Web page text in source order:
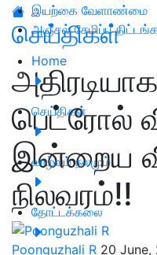
இயற்கை வேளாண்மை
அஞ்சல் சேமிப்பு
Home
செய்திகள்
வாழ்வும் நலமும்
தோட்டக்கலை
செய்திகள்
பெட்ரோல்
இன்றைய
நிலவரம்!!
Poonguzhali R 20 June,